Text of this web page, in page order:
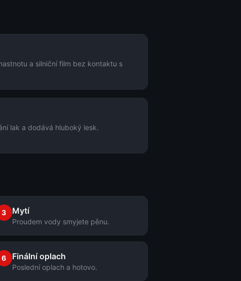
a silniční film bez kontaktu s
lak a dodává hluboký lesk.
3 Mytí
Proudem vody smyjete pěnu.
6 Finální oplach
Poslední oplach a hotovo.